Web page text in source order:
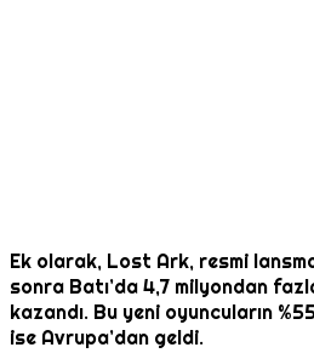
Ek olarak, Lost Ark, resmi
sonra Batı’da 4,7 milyondan
kazandı. Bu yeni oyuncuların
ise Avrupa’dan geldi.